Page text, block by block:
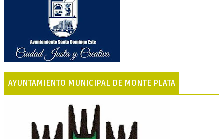
AYUNTAMIENTO MUNICIPAL DE MONTE PLATA